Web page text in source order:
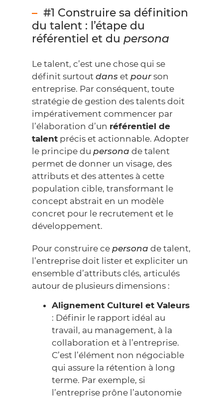
#1 Construire sa définition
du talent : l’étape du
référentiel et du persona
Le talent, c’est une chose qui se
définit surtout dans et pourson
entreprise. Par conséquent, toute
stratégie de gestion des talents doit
impérativement commencer par
l’élaboration d’un référentiel de
talent précis et actionnable. Adopter
le principe du persona de talent
permet de donner un visage, des
attributs et des attentes à cette
population cible, transformant le
concept abstrait en un modèle
concret pour le recrutement et le
développement.
Pour construire ce persona de talent,
l’entreprise doit lister et expliciter un
ensemble d’attributs clés, articulés
autour de plusieurs dimensions :
Alignement Culturel et Valeurs
: Définir le rapport idéal au
travail, au management, à la
collaboration et à l’entreprise.
C’est l’élément non négociable
qui assure la rétention à long
terme. Par exemple, si
l’entreprise prône l’autonomie